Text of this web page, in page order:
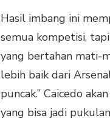
Hasil imbang ini
semua kompetisi,
yang bertahan mati-
lebih baik dari
puncak.” Caicedo
yang bisa jadi